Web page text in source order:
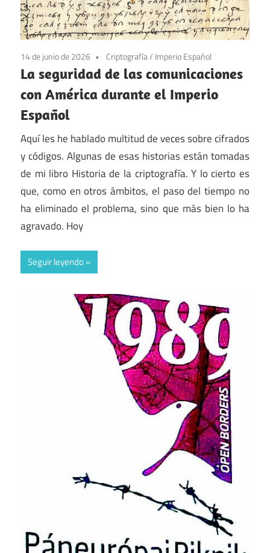
14 de junio de 2026 Criptografía/ Imperio Español
La seguridad de las comunicaciones
con América durante el Imperio
Español
Aquí les he hablado multitud de veces sobre cifrados
y códigos. Algunas de esas historias están tomadas
de mi libro Historia de la criptografía. Y lo cierto es
que, como en otros ámbitos, el paso del tiempo no
ha eliminado el problema, sino que más bien lo ha
agravado. Hoy
Seguir leyendo